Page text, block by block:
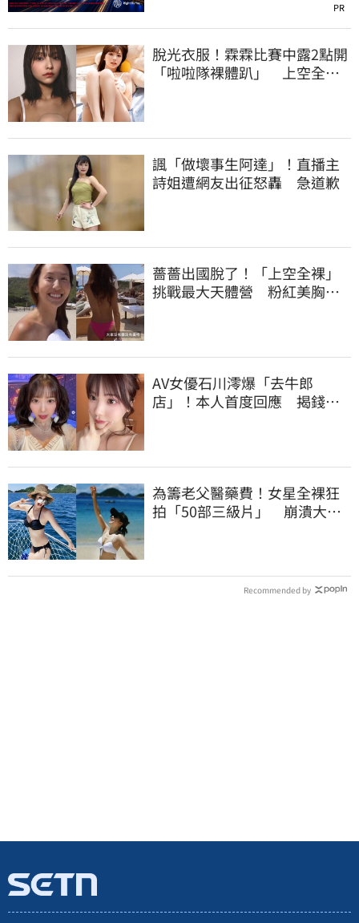
PR
脫光衣服！霖霖比賽中露2點開
「啦啦隊裸體趴」 上空全裸
諷「做壞事生阿達」！直播主
詩姐遭網友出征怒轟 急道歉
薔薔出國脫了！「上空全裸」
挑戰最大天體營 粉紅美胸被
AV女優石川澪爆「去牛郎
店」！本人首度回應 揭錢都
為籌老父醫藥費！女星全裸狂
拍「50部三級片」 崩潰大
Recommended by